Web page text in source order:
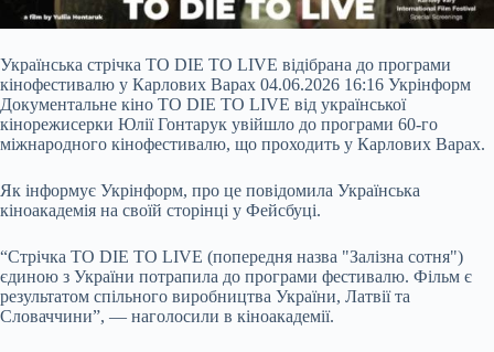
Українська стрічка TO DIE TO LIVE відібрана до програми
кінофестивалю у Карлових Варах 04.06.2026 16:16 Укрінформ
Документальне кіно TO DIE TO LIVE від української
кінорежисерки Юлії Гонтарук увійшло до програми 60-го
міжнародного кінофестивалю, що проходить у Карлових Варах.
Як інформує Укрінформ, про це повідомила Українська
кіноакадемія на своїй сторінці у Фейсбуці.
“Стрічка TO DIE TO LIVE (попередня назва "Залізна сотня")
єдиною з України потрапила до програми фестивалю. Фільм є
результатом спільного виробництва України, Латвії та
Словаччини”, — наголосили в кіноакадемії.